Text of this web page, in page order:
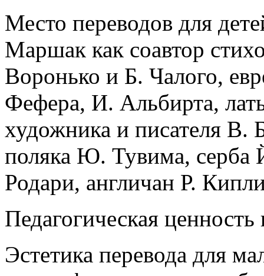
Место переводов для
Маршак как соавтор
Воронько и Б. Чалого,
Фефера, И. Альбирта,
художника и писателя
поляка Ю. Тувима, серба
Родари, англичан Р.
Педагогическая
Эстетика перевода для